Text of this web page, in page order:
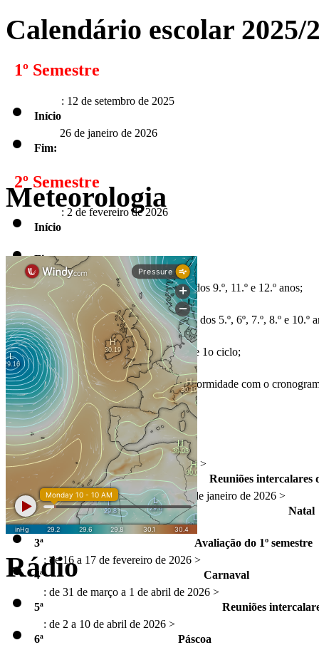
Calendário escolar 2025/
1º Semestre
Início: 12 de setembro de 2025
Fim: 26 de janeiro de 2026
2º Semestre
Início: 2 de fevereiro de 2026
Fim:
5 de junhode 2026 para os alunos dos 9.º, 11.º e 12.º anos;
12 de junho de 2026 para os alunos dos 5.º, 6º, 7.º, 8.º e 10.º
30 de junhode 2026 – Pré-escolar e 1o ciclo;
CEF e Cursos Profissionais em conformidade com o
Interrupções
1ª : de 20 a 21 de novembro de 2025 > Reuniões intercalares
2ª: de 22 de dezembro de 2025 a 2 de janeiro de 2026 > Natal
3ª: de 27 a 30 de janeiro de 2026 >Avaliação do 1º semestre
4ª: de 16 a 17 de fevereiro de 2026 > Carnaval
5ª: de 31 de março a 1 de abril de 2026 > Reuniões
6ª: de 2 a 10 de abril de 2026 > Páscoa
Meteorologia
Rádio